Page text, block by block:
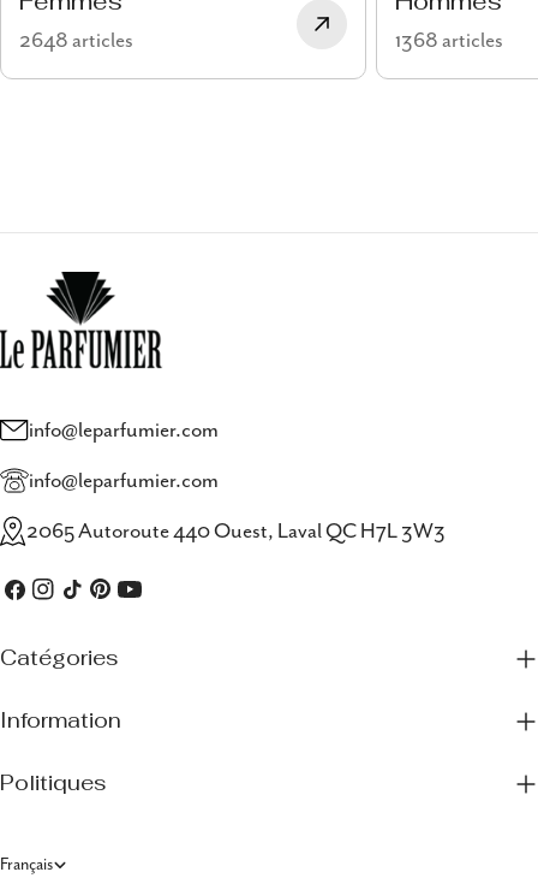
2648 articles
1368 articles
info@leparfumier.com
info@leparfumier.com
2065 Autoroute 440 Ouest, Laval QC H7L 3W3
Facebook
Instagram
TIC Pinterest
Youtube
Catégories
Information
Politiques
L
Français